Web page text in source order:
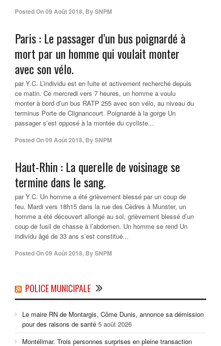
Posted On09 Août 2018, BySNPM
Paris : Le passager d’un bus poignardé à
mort par un homme qui voulait monter
avec son vélo.
par Y.C. L’individu est en fuite et activement recherché depuis
ce matin. Ce mercredi vers 7 heures, un homme a voulu
monter à bord d’un bus RATP 255 avec son vélo, au niveau du
terminus Porte de Clignancourt. Poignardé à la gorge Un
passager s’est opposé à la montée du cycliste...
Posted On09 Août 2018, BySNPM
Haut-Rhin : La querelle de voisinage se
termine dans le sang.
par Y.C. Un homme a été grièvement blessé par un coup de
feu. Mardi vers 18h15 dans la rue des Cèdres à Munster, un
homme a été découvert allongé au sol, grièvement blessé d’un
coup de fusil de chasse à l’abdomen. Un homme se rend Un
individu âgé de 33 ans s’est constitué...
Posted On09 Août 2018, BySNPM
POLICE MUNICIPALE
Le maire RN de Montargis, Côme Dunis, annonce sa démission
pour des raisons de santé 5 août 2026
Montélimar. Trois personnes surprises en pleine transaction